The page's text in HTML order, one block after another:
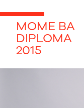
MOME BA
DIPLOMA
2015